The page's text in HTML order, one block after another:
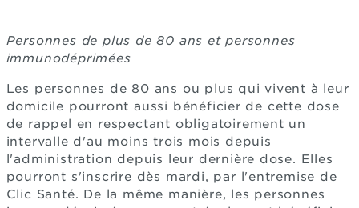
Personnes de plus de 80 ans et personnes
immunodéprimées
Les personnes de 80 ans ou plus qui vivent à leur
domicile pourront aussi bénéficier de cette dose
de rappel en respectant obligatoirement un
intervalle d'au moins trois mois depuis
l'administration depuis leur dernière dose. Elles
pourront s'inscrire dès mardi, par l'entremise de
Clic Santé. De la même manière, les personnes